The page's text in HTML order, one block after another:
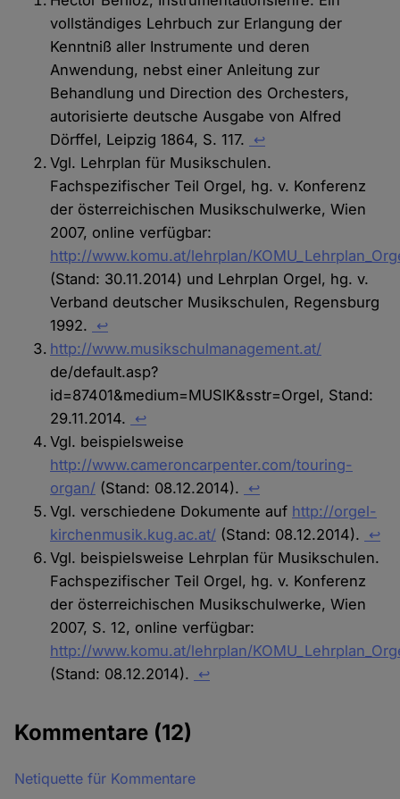
vollständiges Lehrbuch zur Erlangung der
Kenntniß aller Instrumente und deren
Anwendung, nebst einer Anleitung zur
Behandlung und Direction des Orchesters,
autorisierte deutsche Ausgabe von Alfred
Dörffel, Leipzig 1864, S. 117. ↩
Vgl. Lehrplan für Musikschulen.
Fachspezifischer Teil Orgel, hg. v. Konferenz
der österreichischen Musikschulwerke, Wien
2007, online verfügbar:
http://www.komu.at/lehrplan/
(Stand: 30.11.2014) und Lehrplan Orgel, hg. v.
Verband deutscher Musikschulen, Regensburg
1992. ↩
http://www.musikschulmanagement.at/
de/default.asp?
id=87401&medium=MUSIK&sstr=Orgel, Stand:
29.11.2014. ↩
Vgl. beispielsweise
http://www.cameroncarpenter.com/touring-
organ/ (Stand: 08.12.2014). ↩
Vgl. verschiedene Dokumente auf http://orgel-
kirchenmusik.kug.ac.at/ (Stand: 08.12.2014). ↩
Vgl. beispielsweise Lehrplan für Musikschulen.
Fachspezifischer Teil Orgel, hg. v. Konferenz
der österreichischen Musikschulwerke, Wien
2007, S. 12, online verfügbar:
http://www.komu.at/lehrplan/
(Stand: 08.12.2014). ↩
Kommentare (12)
Netiquette für Kommentare